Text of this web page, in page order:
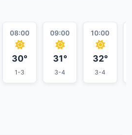
08:00
30°
1-3
09:00
31°
3-4
10:00
32°
3-4